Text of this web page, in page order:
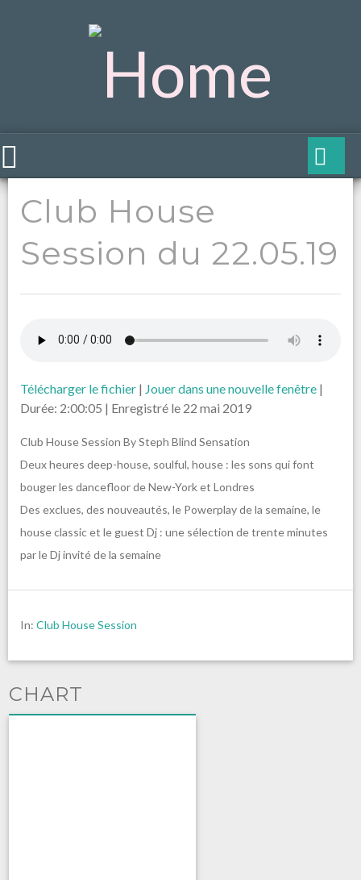
Club House
Session du 22.05.19
Télécharger le fichier | Jouer dans une nouvelle fenêtre |
Durée: 2:00:05 | Enregistré le 22 mai 2019
Club House Session By Steph Blind Sensation
Deux heures deep-house, soulful, house : les sons qui font
bouger les dancefloor de New-York et Londres
Des exclues, des nouveautés, le Powerplay de la semaine, le
house classic et le guest Dj : une sélection de trente minutes
par le Dj invité de la semaine
In: Club House Session
CHART